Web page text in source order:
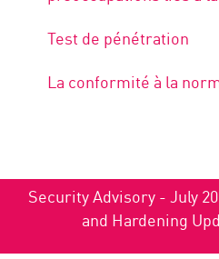
Test de pénétration
La conformité à la
Security Advisory - July
and Hardening